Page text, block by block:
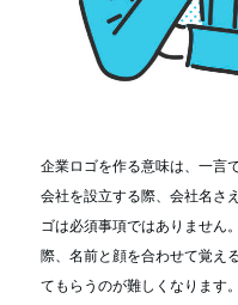
企業ロゴを作る意味は、一言
会社を設立する際、会社名さ
ゴは必須事項ではありません
際、名前と顔を合わせて覚え
てもらうのが難しくなります。